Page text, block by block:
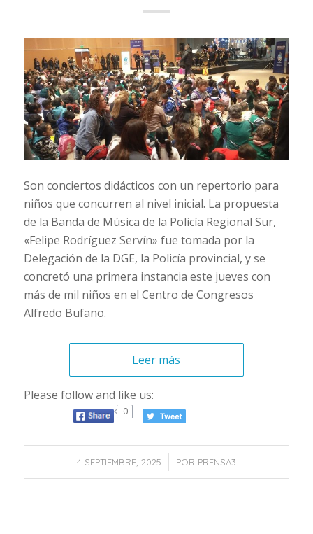
Son conciertos didácticos con un repertorio para
niños que concurren al nivel inicial. La propuesta
de la Banda de Música de la Policía Regional Sur,
«Felipe Rodríguez Servín» fue tomada por la
Delegación de la DGE, la Policía provincial, y se
concretó una primera instancia este jueves con
más de mil niños en el Centro de Congresos
Alfredo Bufano.
Leer más
Please follow and like us:
0
4 SEPTIEMBRE, 2025
/ POR PRENSA3